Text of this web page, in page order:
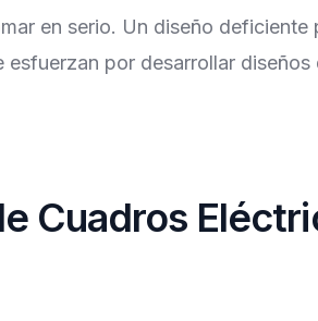
en serio. Un diseño
por desarrollar
Cuadros